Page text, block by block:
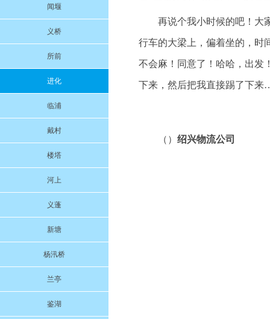
闻堰
义桥
所前
进化
临浦
戴村
楼塔
河上
义蓬
新塘
杨汛桥
兰亭
鉴湖
再说个我小时候的吧！大
行车的大梁上，偏着坐的，时
不会麻！同意了！哈哈，出发
下来，然后把我直接踢了下来
（） 绍兴物流公司